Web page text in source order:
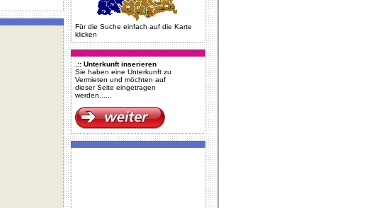
Für die Suche einfach auf die Karte
klicken
.:: Unterkunft inserieren
Sie haben eine Unterkunft zu
Vermieten und möchten auf
dieser Seite eingetragen
werden......